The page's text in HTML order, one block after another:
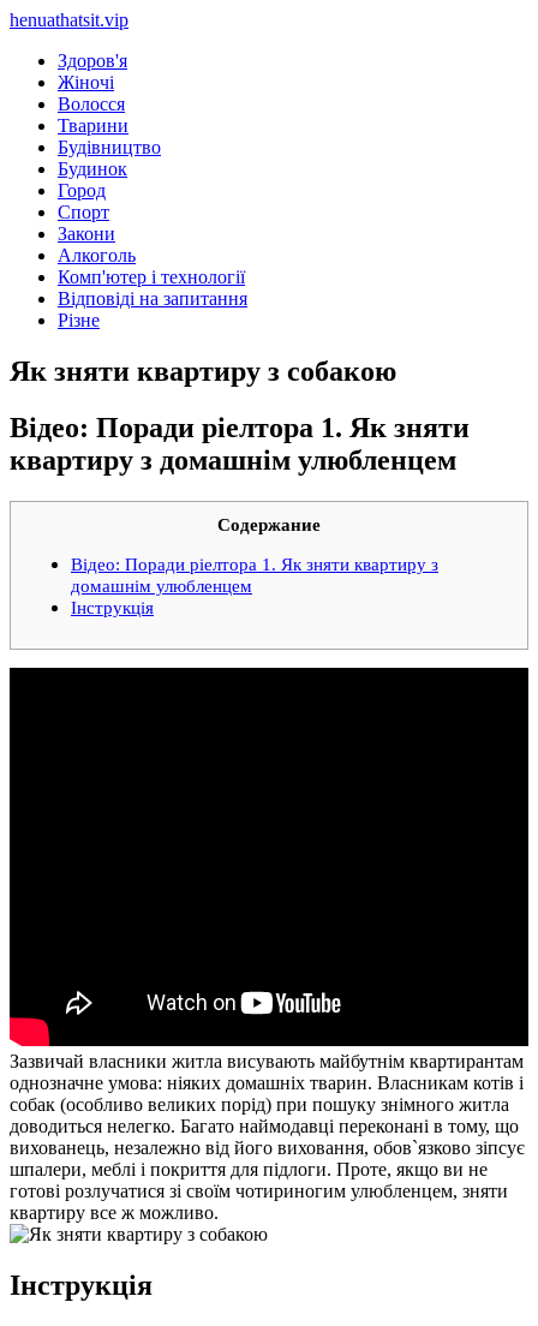
henuathatsit.vip
Здоров'я
Жіночі
Волосся
Тварини
Будівництво
Будинок
Город
Спорт
Закони
Алкоголь
Комп'ютер і технології
Відповіді на запитання
Різне
Як зняти квартиру з собакою
Відео: Поради ріелтора 1. Як зняти
квартиру з домашнім улюбленцем
Содержание
Відео: Поради ріелтора 1. Як зняти квартиру з
домашнім улюбленцем
Інструкція
Зазвичай власники житла висувають майбутнім квартирантам
однозначне умова: ніяких домашніх тварин. Власникам котів і
собак (особливо великих порід) при пошуку знімного житла
доводиться нелегко. Багато наймодавці переконані в тому, що
вихованець, незалежно від його виховання, обов`язково зіпсує
шпалери, меблі і покриття для підлоги. Проте, якщо ви не
готові розлучатися зі своїм чотириногим улюбленцем, зняти
квартиру все ж можливо.
Інструкція